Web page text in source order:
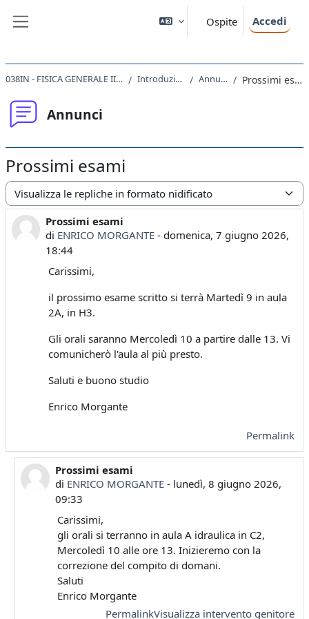
Ospite Accedi
038IN - FISICA GENERALE II 2025 Introduzione Annunci Prossimi esami
Annunci
Prossimi esami
Modalità visualizzazione
Prossimi esami
di ENRICO MORGANTE -domenica, 7 giugno 2026,
18:44
Numero di risposte: 1
Carissimi,
il prossimo esame scritto si terrà Martedì 9 in aula
2A, in H3.
Gli orali saranno Mercoledì 10 a partire dalle 13. Vi
comunicherò l'aula al più presto.
Saluti e buono studio
Enrico Morgante
Permalink
In riposta a ENRICO MORGANTE
Prossimi esami
di ENRICO MORGANTE - lunedì, 8 giugno 2026,
09:33
Carissimi,
gli orali si terranno in aula A idraulica in C2,
Mercoledì 10 alle ore 13. Inizieremo con la
correzione del compito di domani.
Saluti
Enrico Morgante
PermalinkVisualizza intervento genitore